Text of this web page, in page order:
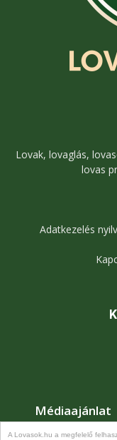
A Lovasok.hu a megfelelő
Lovak, lovaglás,
lovas
Adatkezelés
Médiaajánlat
Jogi